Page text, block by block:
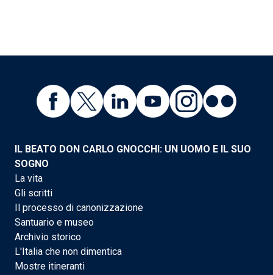
IL BEATO DON CARLO GNOCCHI: UN UOMO E IL SUO
SOGNO
La vita
Gli scritti
Il processo di canonizzazione
Santuario e museo
Archivio storico
L'Italia che non dimentica
Mostre itineranti